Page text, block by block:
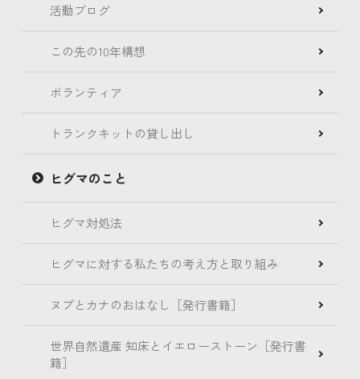
活動ブログ
この先の10年構想
ボランティア
トランクキットの貸し出し
ヒグマのこと
ヒグマ対処法
ヒグマに対する私たちの考え方と取り組み
ヌプとカナのおはなし［発行書籍］
世界自然遺産 知床とイエローストーン［発行書
籍］